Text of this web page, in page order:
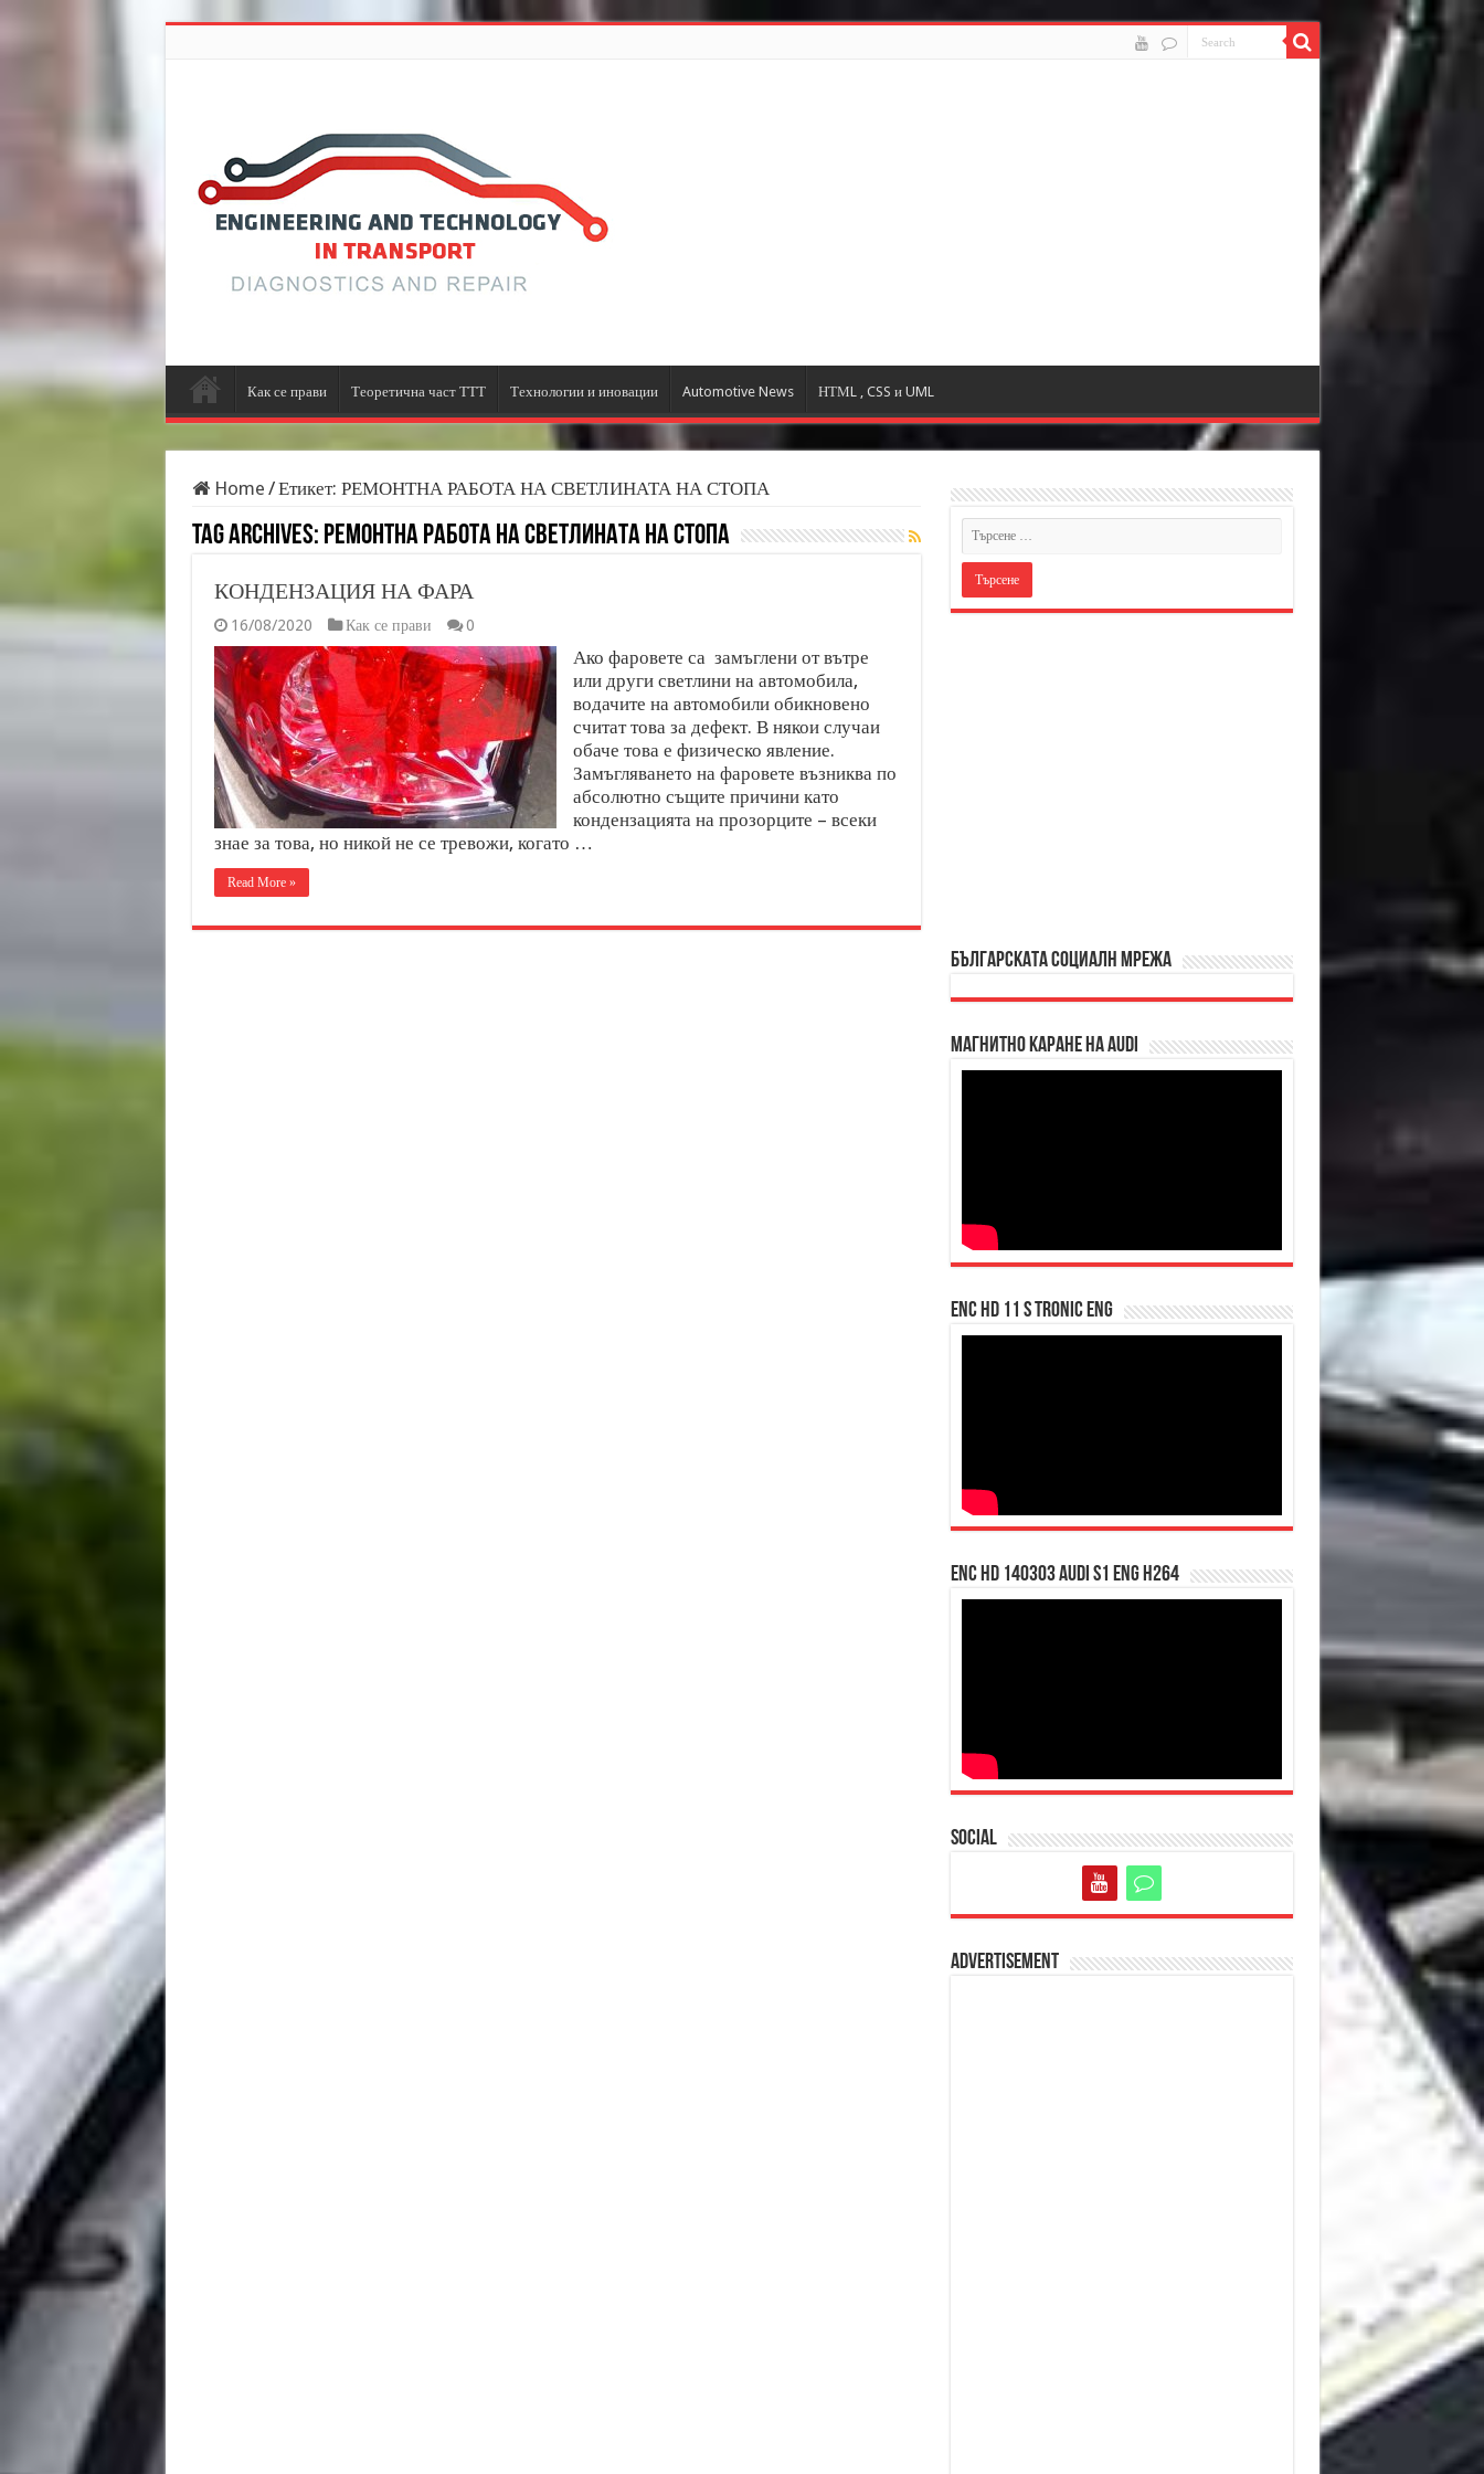
Как се прави Теоретична част ТТТ Технологии и иновации Automotive News НТМL , CSS и UML
Home /Етикет: РЕМОНТНА РАБОТА НА СВЕТЛИНАТА НА СТОПА
Tag Archives: РЕМОНТНА РАБОТА НА СВЕТЛИНАТА НА СТОПА
КОНДЕНЗАЦИЯ НА ФАРА
16/08/2020 Как се прави 0
Ако фаровете са замъглени от вътре
или други светлини на автомобила,
водачите на автомобили обикновено
считат това за дефект. В някои случаи
обаче това е физическо явление.
Замъгляването на фаровете възниква по
абсолютно същите причини като
кондензацията на прозорците – всеки
знае за това, но никой не се тревожи, когато …
Read More »
БЪЛГАРСКАТА СОЦИАЛН МРЕЖА
Магнитно каране на Audi
enc hd 11 S tronic ENG
enc hd 140303 Audi S1 ENG H264
Social
Advertisement